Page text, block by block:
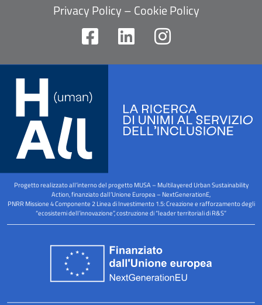
Privacy Policy–Cookie Policy
F
a
c
e
b
k
-
s
q
u
a
r
e
L
i
n
e
d
i
I
n
s
a
g
r
m
Progetto realizzato all’interno del progetto MUSA – Multilayered Urban Sustainability
Action, finanziato dall’Unione Europea – NextGenerationE,
PNRR Missione 4 Componente 2 Linea di Investimento 1.5: Creazione e rafforzamento degli
“ecosistemi dell’innovazione”, costruzione di “leader territoriali di R&S”